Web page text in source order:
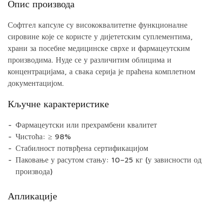
Опис производа
Софтгел капсуле су висококвалитетне функционалне
сировине које се користе у дијететским суплементима,
храни за посебне медицинске сврхе и фармацеутским
производима. Нуде се у различитим облицима и
концентрацијама, а свака серија је праћена комплетном
документацијом.
Кључне карактеристике
Фармацеутски или прехрамбени квалитет
Чистоћа: ≥ 98%
Стабилност потврђена сертификацијом
Паковање у расутом стању: 10–25 кг (у зависности од
производа)
Апликације